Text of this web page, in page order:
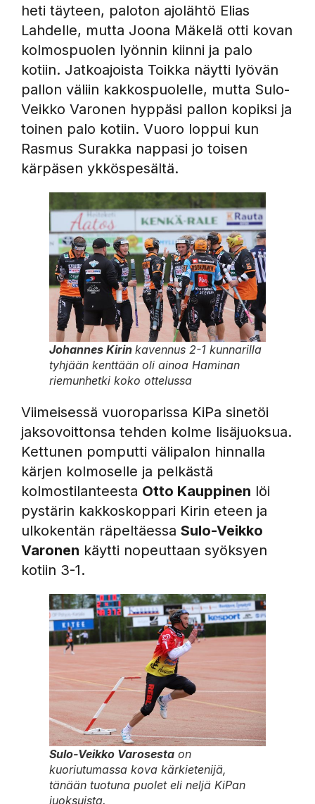
heti täyteen, paloton ajolähtö Elias
Lahdelle, mutta Joona Mäkelä otti kovan
kolmospuolen lyönnin kiinni ja palo
kotiin. Jatkoajoista Toikka näytti lyövän
pallon väliin kakkospuolelle, mutta Sulo-
Veikko Varonen hyppäsi pallon kopiksi ja
toinen palo kotiin. Vuoro loppui kun
Rasmus Surakka nappasi jo toisen
kärpäsen ykköspesältä.
Johannes Kirin kavennus 2-1 kunnarilla
tyhjään kenttään oli ainoa Haminan
riemunhetki koko ottelussa
Viimeisessä vuoroparissa KiPa sinetöi
jaksovoittonsa tehden kolme lisäjuoksua.
Kettunen pomputti välipalon hinnalla
kärjen kolmoselle ja pelkästä
kolmostilanteesta Otto Kauppinen löi
pystärin kakkoskoppari Kirin eteen ja
ulkokentän räpeltäessa Sulo-Veikko
Varonen käytti nopeuttaan syöksyen
kotiin 3-1.
Sulo-Veikko Varosesta on
kuoriutumassa kova kärkietenijä,
tänään tuotuna puolet eli neljä KiPan
juoksuista.